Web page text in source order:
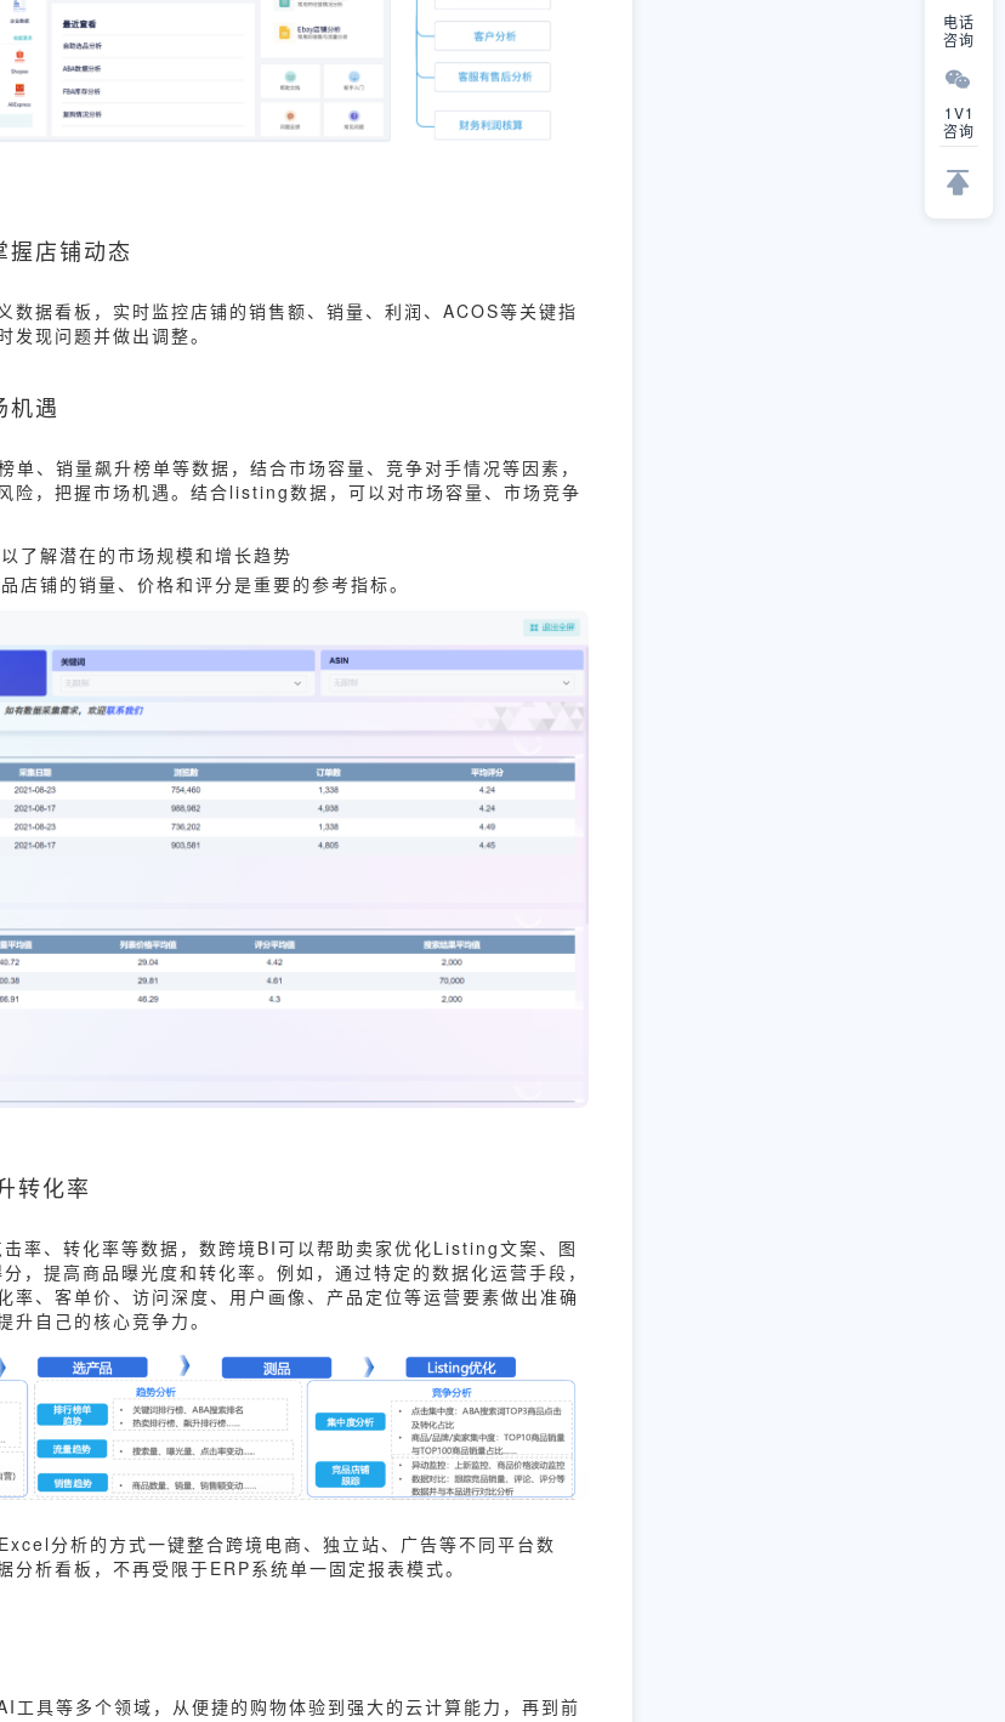
店铺动态
数据看板，实时监控店铺的销售额、销量、利润、ACOS等关键指
现问题并做出调整。
机遇
、销量飙升榜单等数据，结合市场容量、竞争对手情况等因素，
险，把握市场机遇。结合listing数据，可以对市场容量、市场竞争
了解潜在的市场规模和增长趋势
店铺的销量、价格和评分是重要的参考指标。
转化率
率、转化率等数据，数跨境BI可以帮助卖家优化Listing文案、图
，提高商品曝光度和转化率。例如，通过特定的数据化运营手段，
率、客单价、访问深度、用户画像、产品定位等运营要素做出准确
自己的核心竞争力。
分析的方式一键整合跨境电商、独立站、广告等不同平台数
分析看板，不再受限于ERP系统单一固定报表模式。
工具等多个领域，从便捷的购物体验到强大的云计算能力，再到前
电话
咨询
1V1
咨询